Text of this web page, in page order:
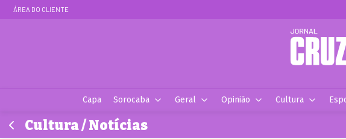
ÁREA DO CLIENTE
Capa Sorocaba Geral Opinião Cultura
Cultura / Notícias